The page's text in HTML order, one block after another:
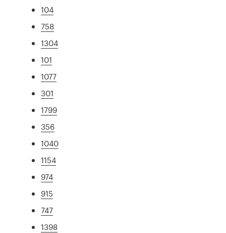
104
758
1304
101
1077
301
1799
356
1040
1154
974
915
747
1398